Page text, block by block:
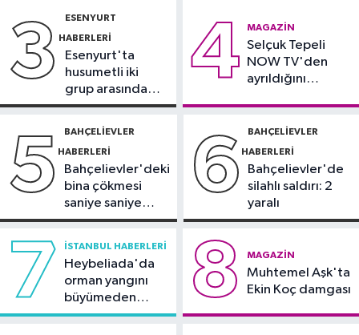
Kadınlarda oran yüzde 40’larda
yağış ve fırtına geliyor
3 ESENYURT
HABERLERI
Esenyurt'ta
husumetli iki
grup arasında
silahlı kavga
4 MAGAZIN
Selçuk Tepeli
NOW TV'den
ayrıldığını
5 BAHÇELIEVLER
HABERLERI
Bahçelievler'deki
bina çökmesi
saniye saniye
görüntülendi
6 BAHÇELIEVLER
HABERLERI
Bahçelievler'de
silahlı saldırı: 2
yaralı
7 İSTANBUL HABERLERI
Heybeliada'da
orman yangını
büyümeden
söndürüldü
8 MAGAZIN
Muhtemel Aşk'ta
Ekin Koç damgası